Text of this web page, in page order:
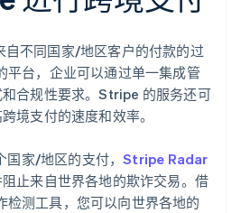
自不同国家/地区客户的付款的过
台，企业可以通过单一集成管
合规性要求。Stripe 的服务还可
境支付的速度和效率。
国家/地区的支付，Stripe Radar
止来自世界各地的欺诈交易。借
检测工具，您可以向世界各地的